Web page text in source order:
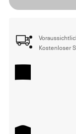
Kostenloser